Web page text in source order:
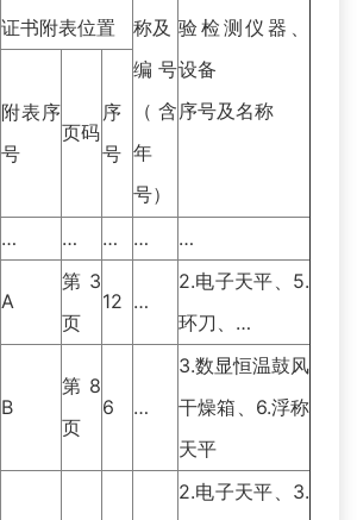
证书附表位置
称及
编号
（含
年
号）
验检测仪器、
设备
序号及名称
附表序
号
页码
序
号
… … … … …
A
第3
页
12 …
2.电子天平、5.
环刀、…
B
第8
页
6 …
3.数显恒温鼓风
干燥箱、6.浮称
天平
2.电子天平、3.